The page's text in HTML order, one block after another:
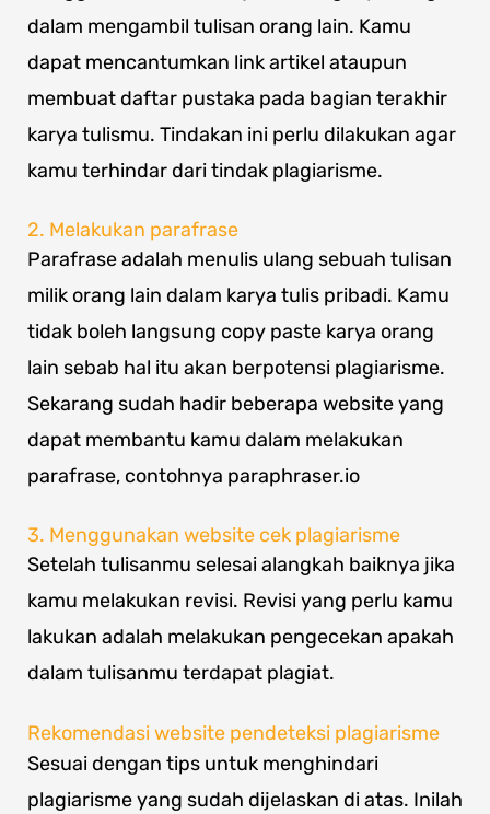
dalam mengambil tulisan orang lain. Kamu
dapat mencantumkan link artikel ataupun
membuat daftar pustaka pada bagian terakhir
karya tulismu. Tindakan ini perlu dilakukan agar
kamu terhindar dari tindak plagiarisme.
2. Melakukan parafrase
Parafrase adalah menulis ulang sebuah tulisan
milik orang lain dalam karya tulis pribadi. Kamu
tidak boleh langsung copy paste karya orang
lain sebab hal itu akan berpotensi plagiarisme.
Sekarang sudah hadir beberapa website yang
dapat membantu kamu dalam melakukan
parafrase, contohnya paraphraser.io
3. Menggunakan website cek plagiarisme
Setelah tulisanmu selesai alangkah baiknya jika
kamu melakukan revisi. Revisi yang perlu kamu
lakukan adalah melakukan pengecekan apakah
dalam tulisanmu terdapat plagiat.
Rekomendasi website pendeteksi plagiarisme
Sesuai dengan tips untuk menghindari
plagiarisme yang sudah dijelaskan di atas. Inilah